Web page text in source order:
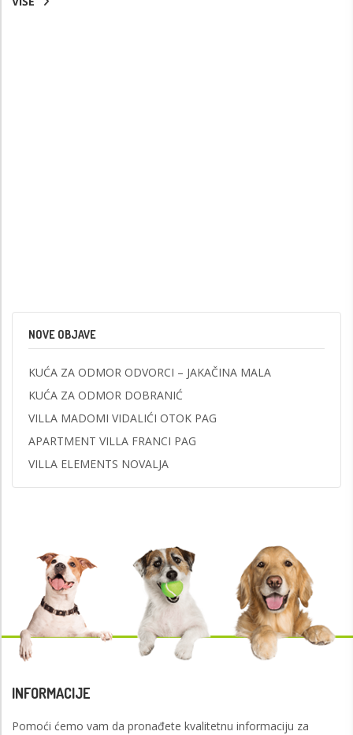
NOVE OBJAVE
KUĆA ZA ODMOR ODVORCI – JAKAČINA MALA
KUĆA ZA ODMOR DOBRANIĆ
VILLA MADOMI VIDALIĆI OTOK PAG
APARTMENT VILLA FRANCI PAG
VILLA ELEMENTS NOVALJA
INFORMACIJE
Pomoći ćemo vam da pronađete kvalitetnu informaciju za